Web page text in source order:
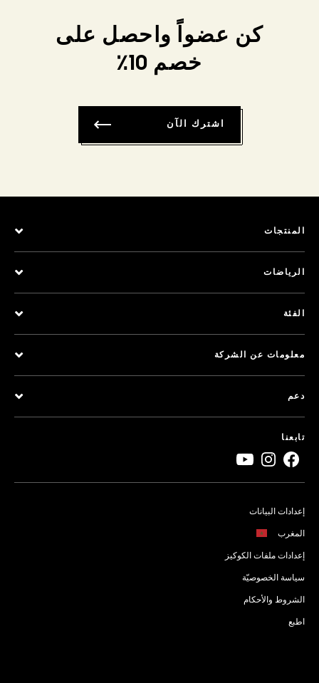
كن عضواً واحصل على
خصم 10٪
اشترك الآن
المنتجات
الرياضات
الفئة
معلومات عن الشركة
دعم
تابعنا
إعدادات البيانات
المغرب
إعدادات ملفات الكوكيز
سياسة الخصوصيّة
الشروط والأحكام
اطبع